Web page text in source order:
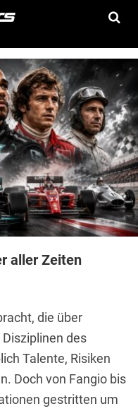
aller Zeiten
die über
des
Talente, Risiken
Doch von Fangio bis
gestritten um